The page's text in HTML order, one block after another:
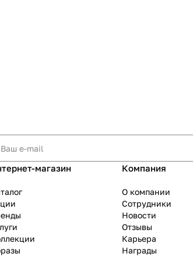
магазин Компания
О компании
Сотрудники
Новости
Отзывы
Карьера
Награды